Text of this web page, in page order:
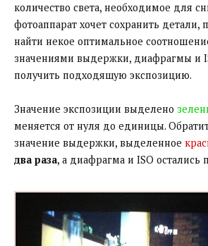
количество света, необходимое для
фотоаппарат хочет сохранить детали,
найти некое оптимальное
значениями выдержки, диафрагмы и
получить подходящую экспозицию.
Значение экспозиции выделено
меняется от нуля до единицы.
значение выдержки, выделенное
два раза, а диафрагма и ISO остались